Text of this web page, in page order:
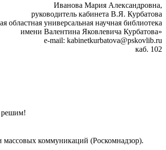
Иванова Мария Александровна,
руководитель кабинета В.Я. Курбатова
областная универсальная научная библиотека
имени Валентина Яковлевича Курбатова»
e-mail: kabinetkurbatova@pskovlib.ru
каб. 102
коммуникаций (Роскомнадзор).